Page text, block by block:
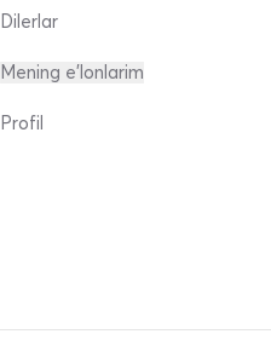
Dilerlar
Mening e'lonlarim
Profil